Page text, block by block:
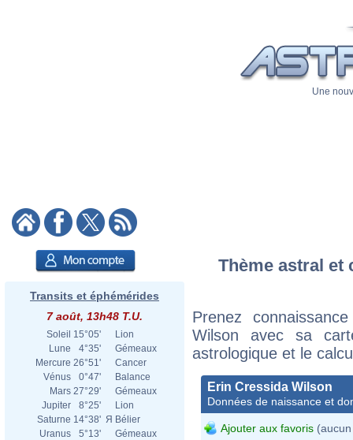
Une
Transits et éphémérides
7 août, 13h48 T.U.
Soleil 15°05'
Lion
Lune
4°35'
Gémeaux
Mercure 26°51'
Cancer
Vénus
0°47'
Balance
Mars 27°29'
Gémeaux
Jupiter
8°25'
Lion
Saturne 14°38' Я Bélier
Uranus
5°13'
Gémeaux
Thème astral et
Prenez
Wilson avec sa
astrologique et le
Erin Cressida Wilson
Données de naissance et
Ajouter aux favoris